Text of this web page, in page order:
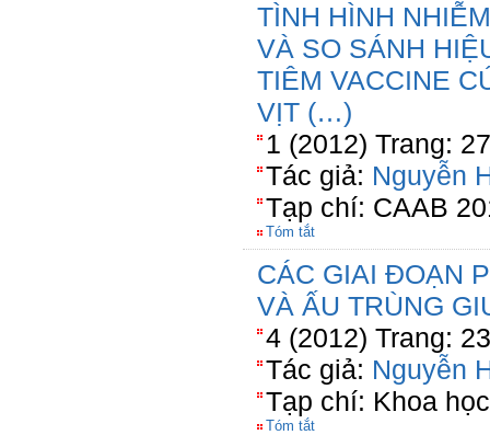
TÌNH HÌNH
VÀ SO SÁNH
TIÊM VACCINE
VỊT (…)
1 (2012) Trang:
Tác giả: Nguyễn
Tạp chí: CAAB
Tóm tắt
CÁC GIAI ĐOẠN
VÀ ẤU TRÙNG
4 (2012) Trang: 23
Tác giả: Nguyễn
Tạp chí: Khoa
Tóm tắt